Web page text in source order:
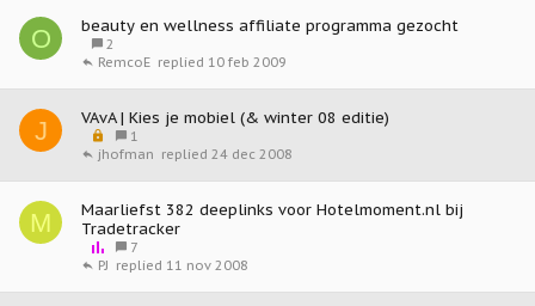
O beauty en wellness affiliate programma gezocht
2
10 feb 2009
RemcoE
J VAvA | Kies je mobiel (& winter 08 editie)
e
l
t
e
1
24 dec 2008
jhofman
M
Maarliefst 382 deeplinks voor Hotelmoment.nl bij
Tradetracker
o
l
7
11 nov 2008
PJ